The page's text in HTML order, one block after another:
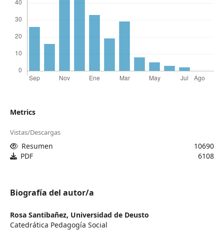
Metrics
Vistas/Descargas
Resumen
10690
PDF
6108
Biografía del autor/a
Rosa Santibañez, Universidad de Deusto
Catedrática Pedagogía Social